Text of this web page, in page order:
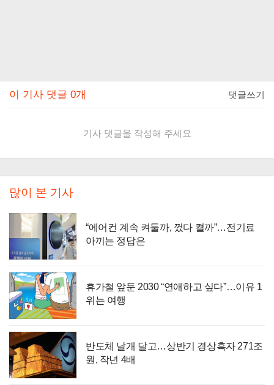
이 기사 댓글 0개 댓글쓰기
기사 댓글을 작성해 주세요
많이 본 기사
“에어컨 계속 켜둘까, 껐다 켤까”…전기료
아끼는 정답은
휴가철 앞둔 2030 “연애하고 싶다”…이유 1
위는 여행
반도체 날개 달고…상반기 경상흑자 271조
원, 작년 4배